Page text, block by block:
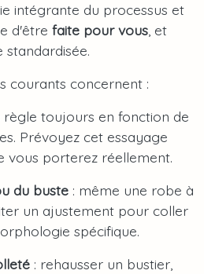
intégrante du processus et
d'être faite pour vous , et
courants concernent :
règle toujours en fonction de
Prévoyez cet essayage
vous porterez réellement.
du buste : même une robe à
un ajustement pour coller
spécifique.
: rehausser un bustier,